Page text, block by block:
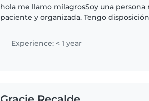
hola me llamo milagrosSoy una persona
paciente y organizada. Tengo
y velar por su bienestar...
Experience: < 1 year